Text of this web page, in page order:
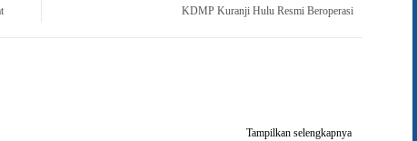
KDMP Kuranji Hulu Resmi Beroperasi
Tampilkan selengkapnya